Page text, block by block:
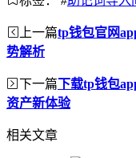
上一篇tp钱包官网
势解析
下一篇下载tp钱包
资产新体验
相关文章